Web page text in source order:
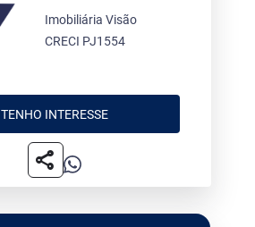
Imobiliária Visão
CRECI PJ1554
TENHO INTERESSE
share